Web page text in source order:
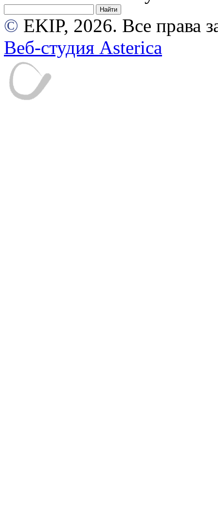
© EKIP, 2026. Все права
Веб-студия Asterica